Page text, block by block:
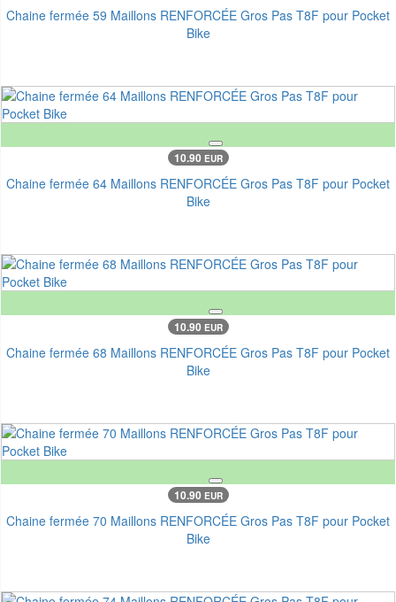
Chaine fermée 59 Maillons RENFORCÉE Gros Pas T8F pour Pocket
Bike
10.90 EUR
Chaine fermée 64 Maillons RENFORCÉE Gros Pas T8F pour Pocket
Bike
10.90 EUR
Chaine fermée 68 Maillons RENFORCÉE Gros Pas T8F pour Pocket
Bike
10.90 EUR
Chaine fermée 70 Maillons RENFORCÉE Gros Pas T8F pour Pocket
Bike